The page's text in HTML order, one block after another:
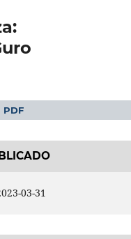
PDF
03-31